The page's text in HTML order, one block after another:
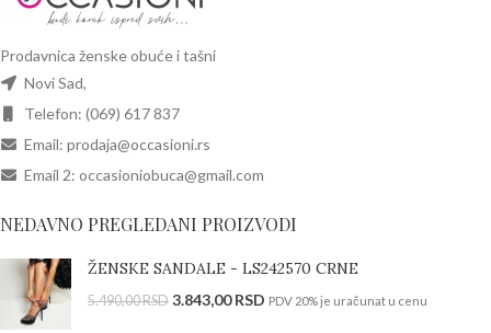
Prodavnica ženske obuće i tašni
Novi Sad,
Telefon: (069) 617 837
Email: prodaja@occasioni.rs
Email 2: occasioniobuca@gmail.com
NEDAVNO PREGLEDANI PROIZVODI
ŽENSKE SANDALE - LS242570 CRNE
5.490,00RSD 3.843,00RSD PDV 20% je uračunat u cenu